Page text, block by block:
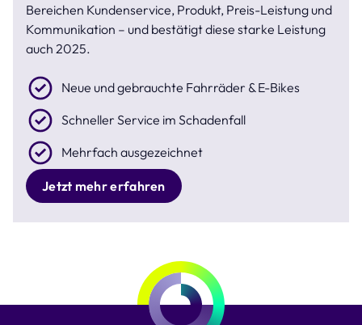
Bereichen Kundenservice, Produkt, Preis-Leistung und
Kommunikation – und bestätigt diese starke Leistung
auch 2025.
Neue und gebrauchte Fahrräder & E-Bikes
Schneller Service im Schadenfall
Mehrfach ausgezeichnet
Jetzt mehr erfahren